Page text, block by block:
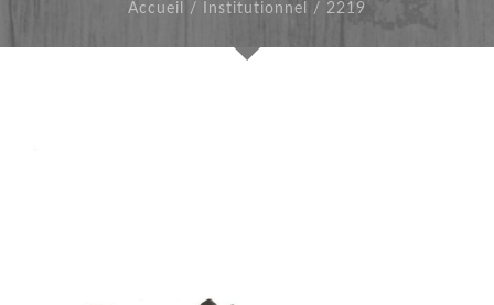
Accueil / Institutionnel / 2219